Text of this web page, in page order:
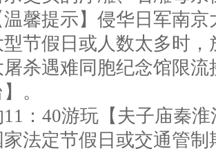
温馨提示】侵华日军南
型节假日或人数太多时
屠杀遇难同胞纪念馆限
。
11：40游玩【夫子庙秦
家法定节假日或交通管